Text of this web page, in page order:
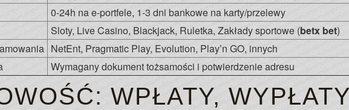
0-24h na e-portfele, 1-3 dni bankowe na karty/przelewy
Sloty, Live Casino, Blackjack, Ruletka, Zakłady sportowe (betx bet)
NetEnt, Pragmatic Play, Evolution, Play’n GO, innych
Wymagany dokument tożsamości i potwierdzenie adresu
WPŁATY,